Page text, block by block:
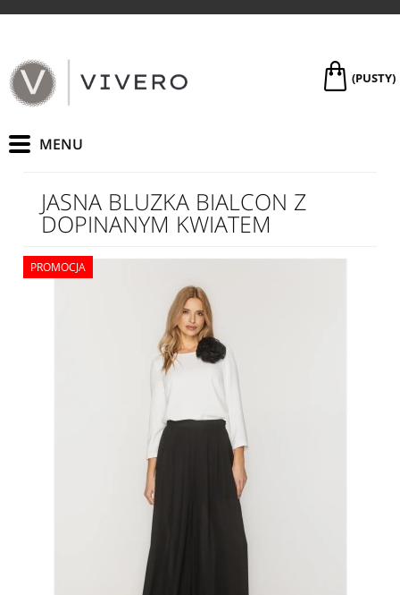
(PUSTY)
JASNA BLUZKA BIALCON Z
DOPINANYM KWIATEM
PROMOCJA